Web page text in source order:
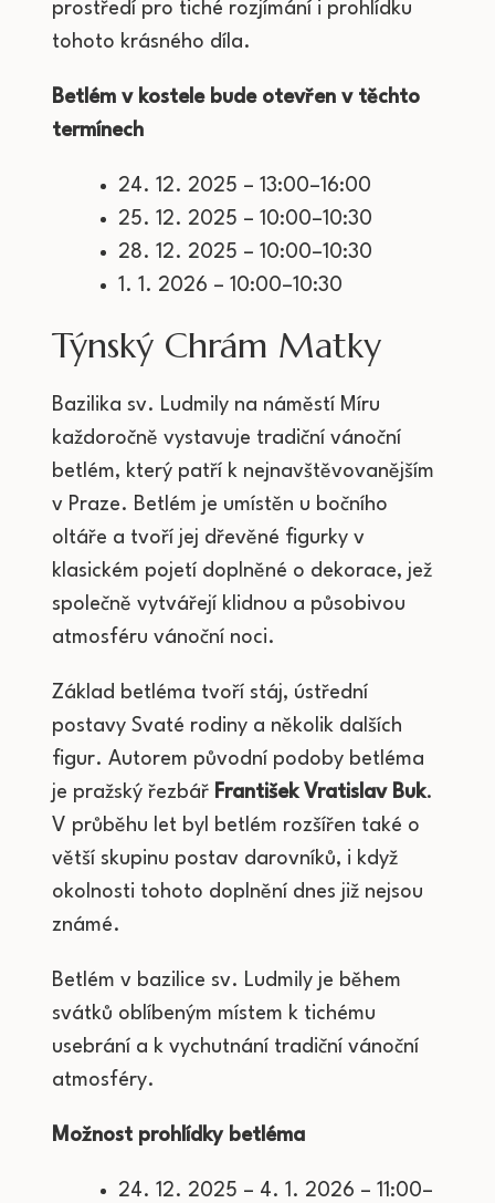
prostředí pro tiché rozjímání i prohlídku
tohoto krásného díla.
Betlém v kostele bude otevřen v těchto
termínech
24. 12. 2025 – 13:00–16:00
25. 12. 2025 – 10:00–10:30
28. 12. 2025 – 10:00–10:30
1. 1. 2026 – 10:00–10:30
Týnský Chrám Matky
Bazilika sv. Ludmily na náměstí Míru
každoročně vystavuje tradiční vánoční
betlém, který patří k nejnavštěvovanějším
v Praze. Betlém je umístěn u bočního
oltáře a tvoří jej dřevěné figurky v
klasickém pojetí doplněné o dekorace, jež
společně vytvářejí klidnou a působivou
atmosféru vánoční noci.
Základ betléma tvoří stáj, ústřední
postavy Svaté rodiny a několik dalších
figur. Autorem původní podoby betléma
je pražský řezbář František Vratislav Buk.
V průběhu let byl betlém rozšířen také o
větší skupinu postav darovníků, i když
okolnosti tohoto doplnění dnes již nejsou
známé.
Betlém v bazilice sv. Ludmily je během
svátků oblíbeným místem k tichému
usebrání a k vychutnání tradiční vánoční
atmosféry.
Možnost prohlídky betléma
24. 12. 2025 – 4. 1. 2026 – 11:00–